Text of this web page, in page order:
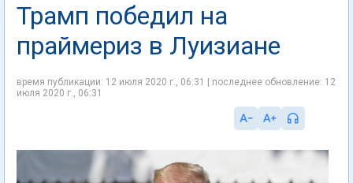
Трамп победил на
праймериз в Луизиане
время публикации: 12 июля 2020 г., 06:31 | последнее обновление: 12
июля 2020 г., 06:31